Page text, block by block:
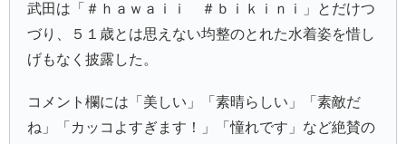
武田は「＃ｈａｗａｉｉ ＃ｂｉｋｉｎｉ」とだけつ
づり、５１歳とは思えない均整のとれた水着姿を惜し
げもなく披露した。
コメント欄には「美しい」「素晴らしい」「素敵だ
ね」「カッコよすぎます！」「憧れです」など絶賛の